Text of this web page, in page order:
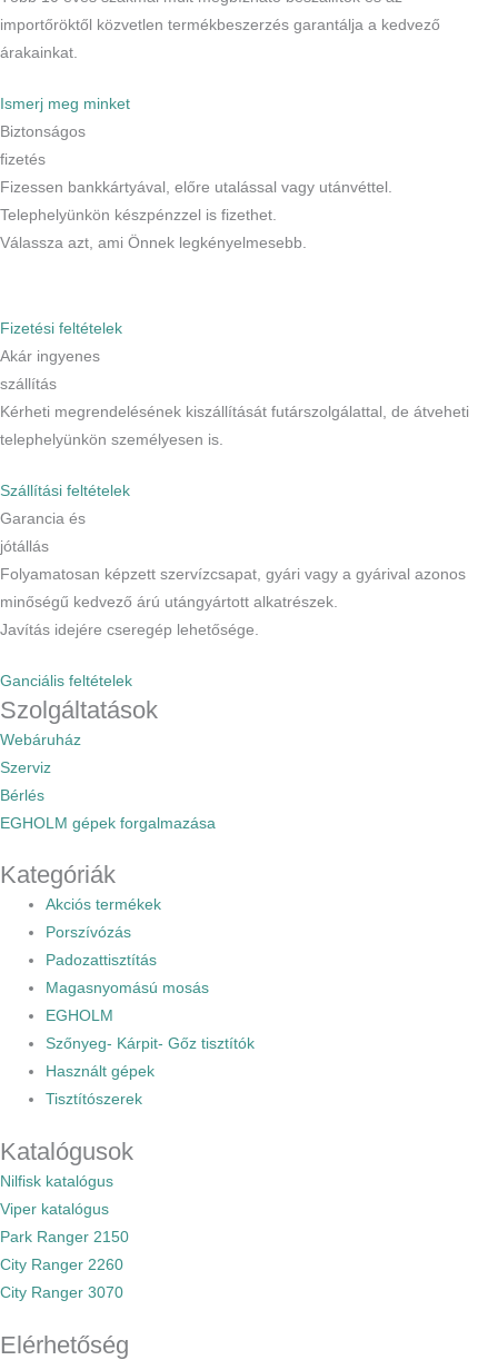
importőröktől közvetlen termékbeszerzés garantálja a kedvező
árakainkat.
Ismerj meg minket
Biztonságos
fizetés
Fizessen bankkártyával, előre utalással vagy utánvéttel.
Telephelyünkön készpénzzel is fizethet.
Válassza azt, ami Önnek legkényelmesebb.
Fizetési feltételek
Akár ingyenes
szállítás
Kérheti megrendelésének kiszállítását futárszolgálattal, de átveheti
telephelyünkön személyesen is.
Szállítási feltételek
Garancia és
jótállás
Folyamatosan képzett szervízcsapat, gyári vagy a gyárival azonos
minőségű kedvező árú utángyártott alkatrészek.
Javítás idejére cseregép lehetősége.
Ganciális feltételek
Szolgáltatások
Webáruház
Szerviz
Bérlés
EGHOLM gépek forgalmazása
Kategóriák
Akciós termékek
Porszívózás
Padozattisztítás
Magasnyomású mosás
EGHOLM
Szőnyeg- Kárpit- Gőz tisztítók
Használt gépek
Tisztítószerek
Katalógusok
Nilfisk katalógus
Viper katalógus
Park Ranger 2150
City Ranger 2260
City Ranger 3070
Elérhetőség